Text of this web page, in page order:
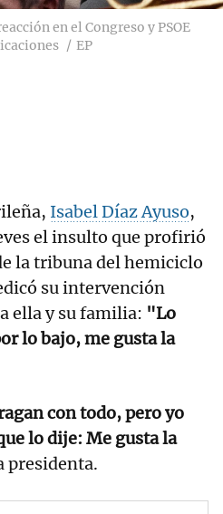
en el Congreso y PSOE
EP
Isabel Díaz Ayuso,
el insulto que profirió
la tribuna del hemiciclo
su intervención
ella y su familia: "Lo
lo bajo, me gusta la
con todo, pero yo
lo dije: Me gusta la
presidenta.